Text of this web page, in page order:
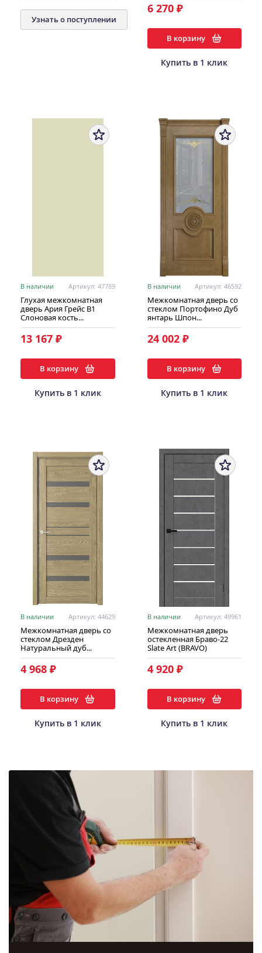
Узнать о поступлении
6 270 ₽
В корзину
Купить в 1 клик
В наличии Артикул: 47789
Глухая межкомнатная
дверь Ария Грейс В1
Слоновая кость...
13 167 ₽
В корзину
Купить в 1 клик
В наличии Артикул: 46592
Межкомнатная дверь со
стеклом Портофино Дуб
янтарь Шпон...
24 002 ₽
В корзину
Купить в 1 клик
В наличии Артикул: 44629
Межкомнатная дверь со
стеклом Дрезден
Натуральный дуб...
4 968 ₽
В корзину
Купить в 1 клик
В наличии Артикул: 49961
Межкомнатная дверь
остекленная Браво-22
Slate Art (BRAVO)
4 920 ₽
В корзину
Купить в 1 клик